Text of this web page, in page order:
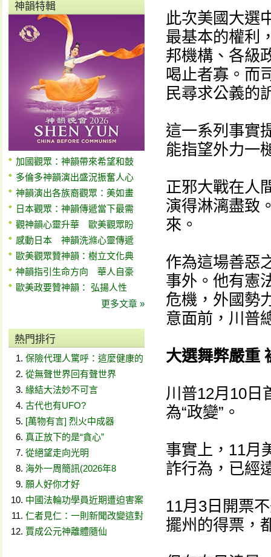
神韻特輯
加國觀眾：神韻帶來希望和鼓
多倫多神韻演出盛況振奮人心
神韻演出各族裔觀眾：美如畫
日本觀眾：神韻傳遞當下最需
觀神韻心靈升華 歐美觀眾盼
感動日本 神韻洗滌心靈傳遞
歐美觀眾贊神韻：樹立文化典
神韻指引生命方向 華人自豪
歐美政要贊神韻： 弘揚人性
更多文章 »
熱門排行
保險代理人驚呼：這麼健康的
從無聲世界回有聲世界
緣結大法妙不可言
古代也有UFO?
[萬物有言] 烈火中成器
真正放下的是“貪心”
從絕望走向光明
海外一周簡訊(2026年8
願人好你才好
中國法輪功學員近期遭迫害案
仁者見仁：一則新聞改變這對
賈成公元神離體隨仙
此次美國大選
最基本的權利
邦機構、各級
喝止者寡。而
民尋求公義的
這一系列事實
能指望外力一
正邪大戰在人
演得淋漓盡致
來。
作為這場善惡
事外。他有憲
危機，外國勢
意面前，川普
大選舞弊嚴重
川普12月10日
為“政變”。
事實上，11月
詐行為，已經
11月3日開票
擺州的得票，